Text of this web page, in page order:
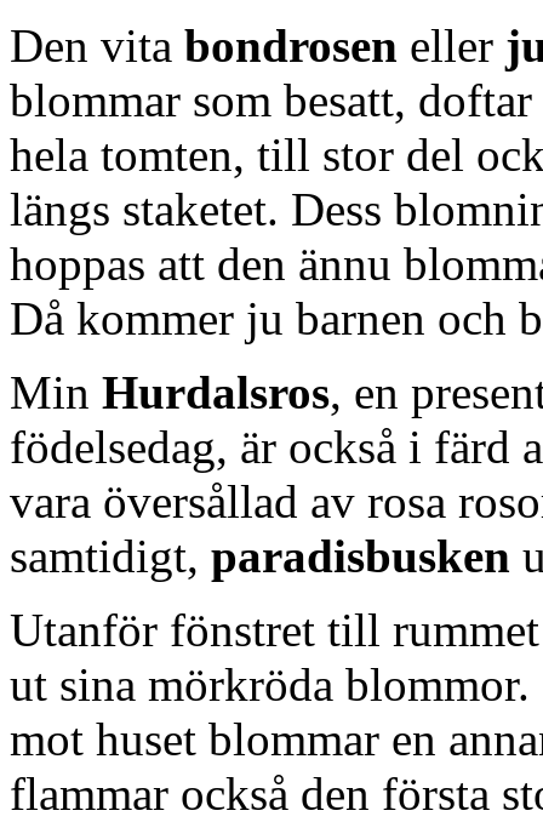
Den vita bondrosen eller
blommar som besatt,
hela tomten, till stor del
längs staketet. Dess
hoppas att den ännu
Då kommer ju barnen och
Min Hurdalsros, en
födelsedag, är också i färd
vara översållad av rosa
samtidigt, paradisbusken
Utanför fönstret till
ut sina mörkröda
mot huset blommar en
flammar också den första